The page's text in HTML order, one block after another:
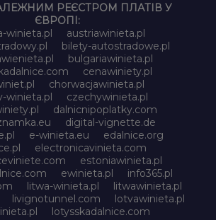
РЕЄСТРОМ ПЛАТІВ У
ЄВРОПІ:
winieta.pl
austriawinieta.pl
bilety-autostradowe.pl
bulgariawinieta.pl
cenawiniety.pl
chorwacjawinieta.pl
winieta.pl
czechywinieta.pl
dalnicnipoplatky.com
digital-vignette.de
e-winieta.eu
edalnice.org
electronicavinieta.com
estoniawinieta.pl
ewinieta.pl
info365.pl
litwa-winieta.pl
litwawinieta.pl
livignotunnel.com
lotvawinieta.pl
lotysskadalnice.com